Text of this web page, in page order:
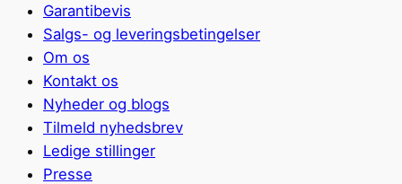
Garantibevis
Salgs- og leveringsbetingelser
Om os
Kontakt os
Nyheder og blogs
Tilmeld nyhedsbrev
Ledige stillinger
Presse